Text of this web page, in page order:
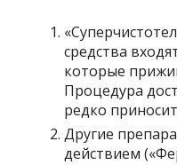
средства
которые
Процедура
редко
Другие
действием